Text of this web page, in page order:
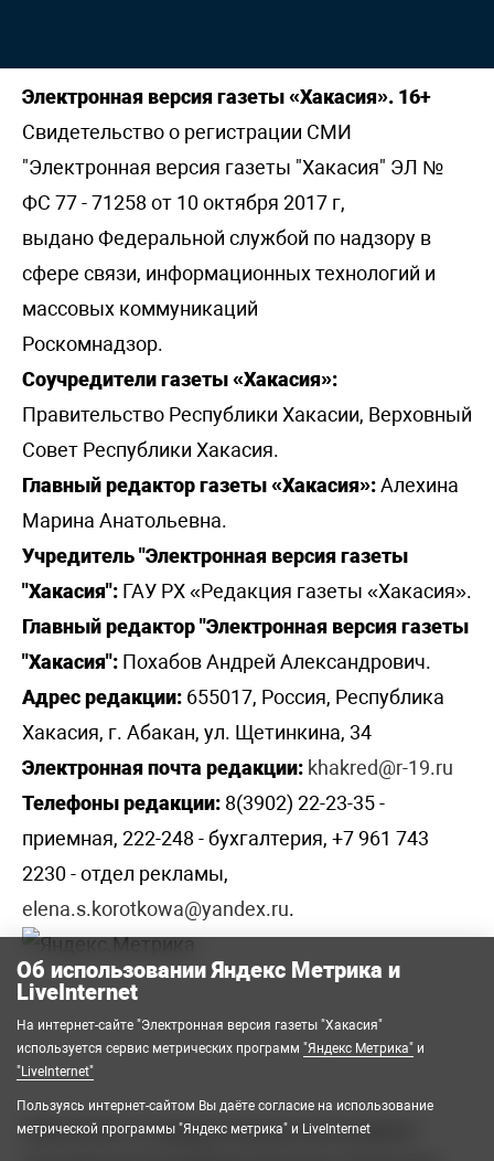
Электронная версия газеты «Хакасия». 16+
Свидетельство о регистрации СМИ
"Электронная версия газеты "Хакасия" ЭЛ №
ФС 77 - 71258 от 10 октября 2017 г,
выдано Федеральной службой по надзору в
сфере связи, информационных технологий и
массовых коммуникаций
Роскомнадзор.
Соучредители газеты «Хакасия»:
Правительство Республики Хакасии, Верховный
Совет Республики Хакасия.
Главный редактор газеты «Хакасия»:Алехина
Марина Анатольевна.
Учредитель "Электронная версия газеты
"Хакасия": ГАУ РХ «Редакция газеты «Хакасия».
Главный редактор "Электронная версия газеты
"Хакасия": Похабов Андрей Александрович.
Адрес редакции: 655017, Россия, Республика
Хакасия, г. Абакан, ул. Щетинкина, 34
Электронная почта редакции: khakred@r-19.ru
Телефоны редакции: 8(3902) 22-23-35 -
приемная, 222-248 - бухгалтерия, +7 961 743
2230 - отдел рекламы,
elena.s.korotkowa@yandex.ru.
2008-2026 © Государственное автономное
Об использовании Яндекс Метрика и
LiveInternet
На интернет-сайте "Электронная версия газеты "Хакасия"
используется сервис метрических программ "Яндекс Метрика" и
"LiveInternet"
Пользуясь интернет-сайтом Вы даёте согласие на использование
метрической программы "Яндекс метрика" и LiveInternet